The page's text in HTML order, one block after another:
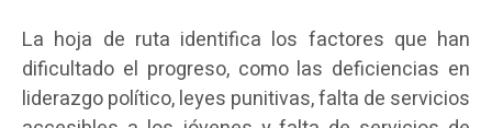
La hoja de ruta identifica los factores que han
dificultado el progreso, como las deficiencias en
liderazgo político, leyes punitivas, falta de servicios